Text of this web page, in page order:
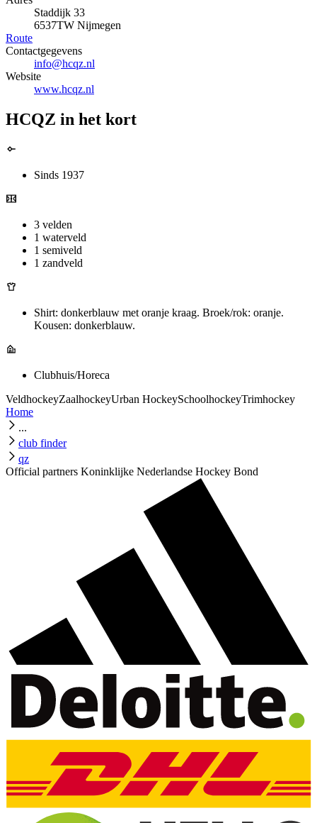
Staddijk 33
6537TW Nijmegen
Route
Contactgegevens
info@hcqz.nl
Website
www.hcqz.nl
HCQZ in het kort
Sinds 1937
3 velden
1 waterveld
1 semiveld
1 zandveld
Shirt: donkerblauw met oranje kraag. Broek/rok: oranje.
Kousen: donkerblauw.
Clubhuis/Horeca
VeldhockeyZaalhockeyUrban HockeySchoolhockeyTrimhockey
Home
...
club finder
qz
Official partners Koninklijke Nederlandse Hockey Bond